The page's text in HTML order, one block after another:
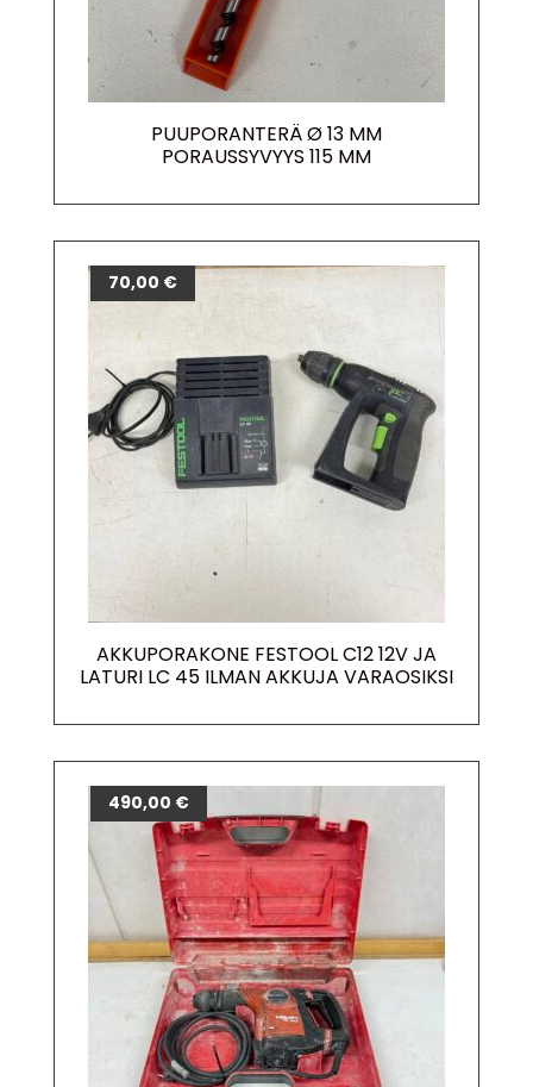
PUUPORANTERÄ Ø 13 MM
PORAUSSYVYYS 115 MM
AKKUPORAKONE FESTOOL C12 12V JA
LATURI LC 45 ILMAN AKKUJA VARAOSIKSI
70,00 €
490,00 €